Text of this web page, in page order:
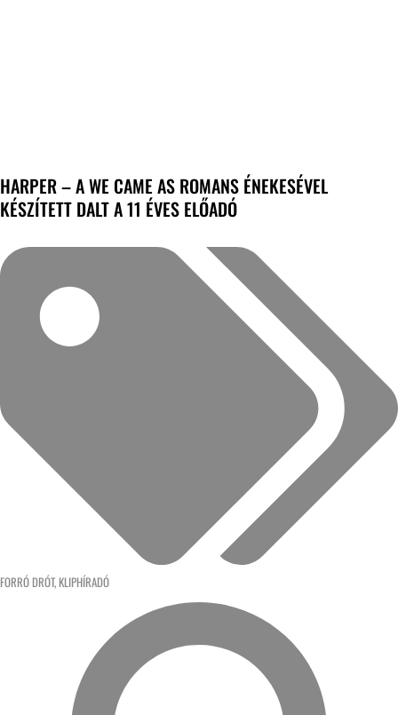
HARPER – A WE CAME AS ROMANS ÉNEKESÉVEL
KÉSZÍTETT DALT A 11 ÉVES ELŐADÓ
FORRÓ DRÓT, KLIPHÍRADÓ